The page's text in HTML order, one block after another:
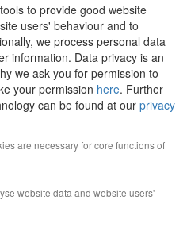
to provide good website
users' behaviour and to
we process personal data
information. Data privacy is an
we ask you for permission to
your permission here. Further
can be found at ourprivacy
are necessary for core functions of
website data and website users'